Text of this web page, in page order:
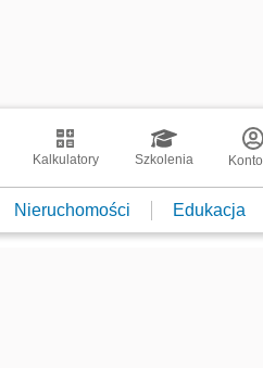
Kalkulatory Szkolenia Konto
Nieruchomości Edukacja